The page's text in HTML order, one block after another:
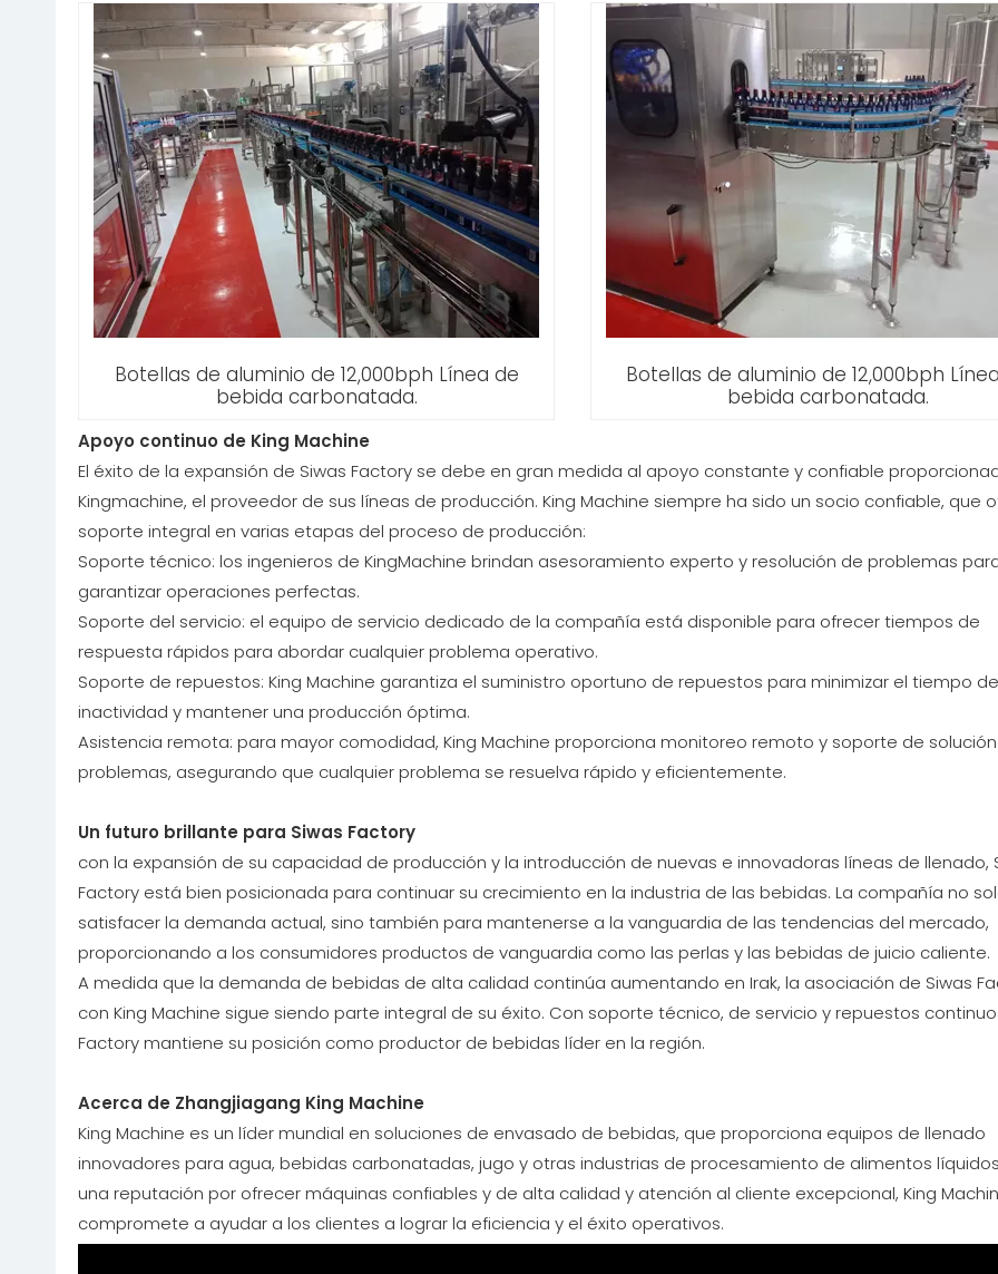
Botellas de aluminio de 12,000bph Línea de
bebida carbonatada.
Botellas de aluminio de 12,000bph
bebida carbonatada.
Apoyo continuo de King Machine
El éxito de la expansión de Siwas Factory se debe en gran medida al apoyo constante y confiable
Kingmachine, el proveedor de sus líneas de producción. King Machine siempre ha sido un socio confiable, que
soporte integral en varias etapas del proceso de producción:
Soporte técnico: los ingenieros de KingMachine brindan asesoramiento experto y resolución de problemas
garantizar operaciones perfectas.
Soporte del servicio: el equipo de servicio dedicado de la compañía está disponible para ofrecer tiempos de
respuesta rápidos para abordar cualquier problema operativo.
Soporte de repuestos: King Machine garantiza el suministro oportuno de repuestos para minimizar el tiempo de
inactividad y mantener una producción óptima.
Asistencia remota: para mayor comodidad, King Machine proporciona monitoreo remoto y soporte de
problemas, asegurando que cualquier problema se resuelva rápido y eficientemente.
Un futuro brillante para Siwas Factory
con la expansión de su capacidad de producción y la introducción de nuevas e innovadoras líneas de llenado,
Factory está bien posicionada para continuar su crecimiento en la industria de las bebidas. La compañía no
satisfacer la demanda actual, sino también para mantenerse a la vanguardia de las tendencias del mercado,
proporcionando a los consumidores productos de vanguardia como las perlas y las bebidas de juicio caliente.
A medida que la demanda de bebidas de alta calidad continúa aumentando en Irak, la asociación de Siwas
con King Machine sigue siendo parte integral de su éxito. Con soporte técnico, de servicio y repuestos
Factory mantiene su posición como productor de bebidas líder en la región.
Acerca de Zhangjiagang King Machine
King Machine es un líder mundial en soluciones de envasado de bebidas, que proporciona equipos de llenado
innovadores para agua, bebidas carbonatadas, jugo y otras industrias de procesamiento de alimentos
una reputación por ofrecer máquinas confiables y de alta calidad y atención al cliente excepcional, King
compromete a ayudar a los clientes a lograr la eficiencia y el éxito operativos.